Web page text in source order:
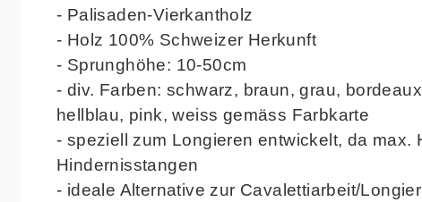
- Palisaden-Vierkantholz
- Holz 100% Schweizer Herkunft
- Sprunghöhe: 10-50cm
- div. Farben: schwarz, braun, grau,
hellblau, pink, weiss gemäss Farbkarte
- speziell zum Longieren entwickelt, da max.
Hindernisstangen
- ideale Alternative zur Cavalettiarbeit/